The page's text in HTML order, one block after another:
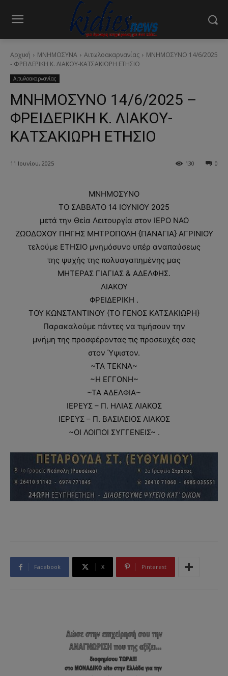
Αρχική ΜΝΗΜΟΣΥΝΑ Αιτωλοακαρνανίας
ΜΝΗΜΟΣΥΝΟ 14/6/2025
- ΦΡΕΙΔΕΡΙΚΗ Κ. ΛΙΑΚΟΥ-ΚΑΤΣΑΚΙΩΡΗ ΕΤΗΣΙΟ
Αιτωλοακαρνανίας
ΜΝΗΜΟΣΥΝΟ 14/6/2025 –
ΦΡΕΙΔΕΡΙΚΗ Κ. ΛΙΑΚΟΥ-
ΚΑΤΣΑΚΙΩΡΗ ΕΤΗΣΙΟ
11 Ιουνίου, 2025 0
130
ΜΝΗΜΟΣΥΝΟ
ΤΟ ΣΑΒΒΑΤΟ 14 ΙΟΥΝΙΟΥ 2025
μετά την Θεία Λειτουργία στον ΙΕΡΟ ΝΑΟ
ΖΩΟΔΟΧΟΥ ΠΗΓΗΣ ΜΗΤΡΟΠΟΛΗ {ΠΑΝΑΓΙΑ} ΑΓΡΙΝΙΟΥ
τελούμε ΕΤΗΣΙΟ μνημόσυνο υπέρ αναπαύσεως
της ψυχής της πολυαγαπημένης μας
ΜΗΤΕΡΑΣ ΓΙΑΓΙΑΣ & ΑΔΕΛΦΗΣ.
ΛΙΑΚΟΥ
ΦΡΕΙΔΕΡΙΚΗ .
ΤΟΥ ΚΩΝΣΤΑΝΤΙΝΟΥ {ΤΟ ΓΕΝΟΣ ΚΑΤΣΑΚΙΩΡΗ}
Παρακαλούμε πάντες να τιμήσουν την
μνήμη της προσφέροντας τις προσευχές σας
στον Ύψιστον.
~ΤΑ ΤΕΚΝΑ~
~Η ΕΓΓΟΝΗ~
~ΤΑ ΑΔΕΛΦΙΑ~
ΙΕΡΕΥΣ – Π. ΗΛΙΑΣ ΛΙΑΚΟΣ
ΙΕΡΕΥΣ – Π. ΒΑΣΙΛΕΙΟΣ ΛΙΑΚΟΣ
~ΟΙ ΛΟΙΠΟΙ ΣΥΓΓΕΝΕΙΣ~ .
Facebook X Pinterest